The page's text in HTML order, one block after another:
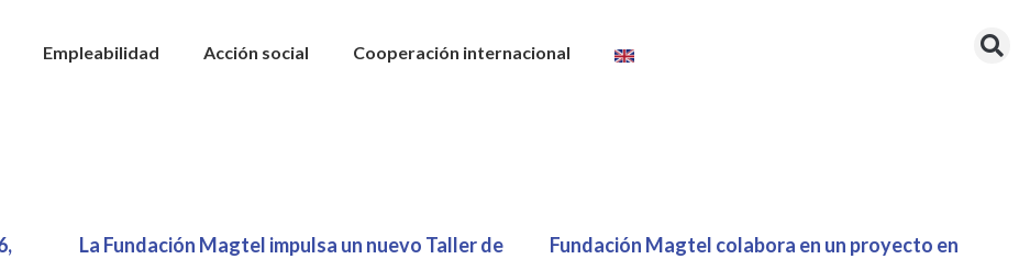
Empleabilidad Acción social Cooperación internacional
La Fundación Magtel impulsa un nuevo Taller de
Fundación Magtel colabora en un proyecto en